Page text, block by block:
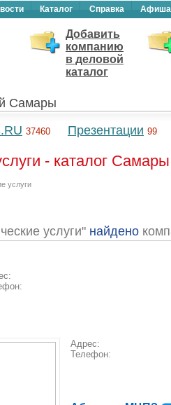
Каталог Справка Афиша
Добавить
компанию
в деловой
каталог
Самары
37460 Презентации 99
- каталог Самары
услуги
услуги" найдено
Адрес:
Телефон: